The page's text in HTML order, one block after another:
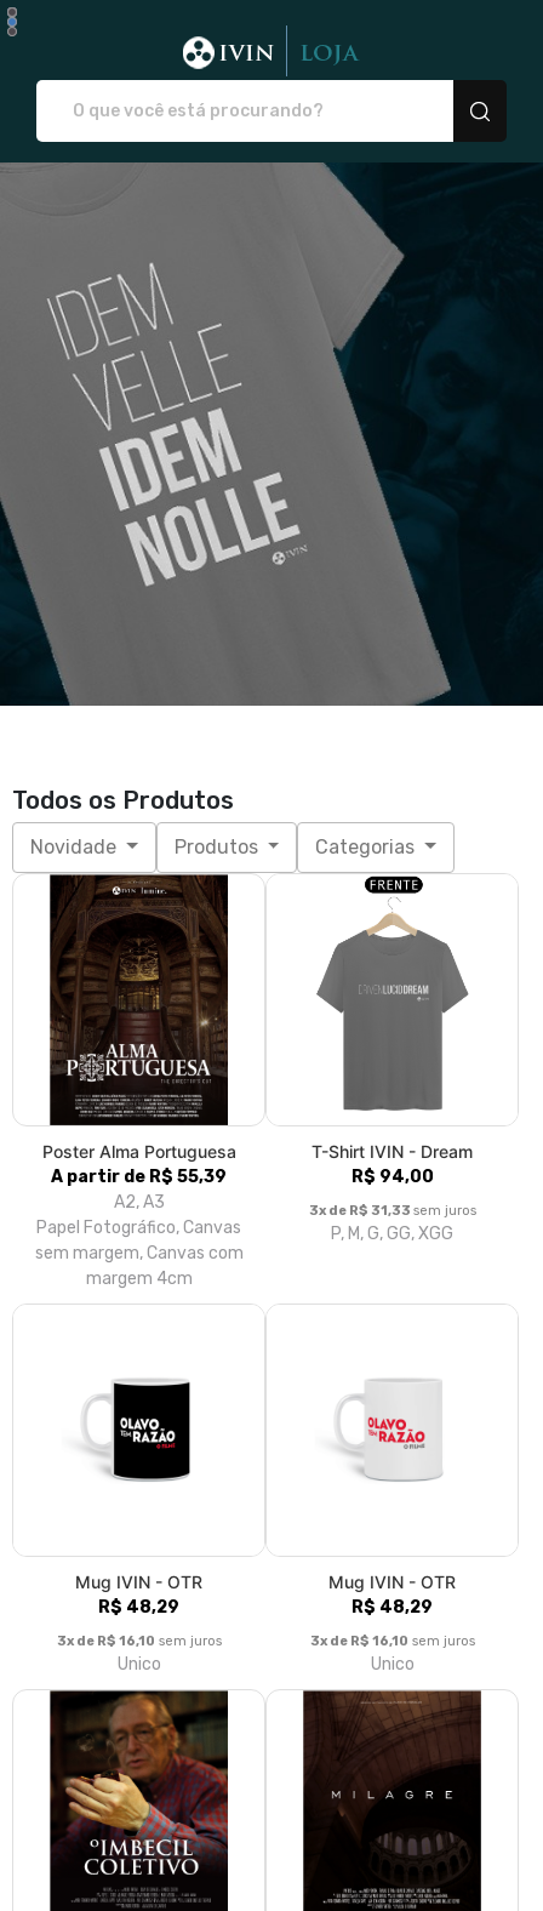
Todos os Produtos
Novidade Produtos Categorias
Poster Alma Portuguesa
A partir de R$ 55,39
A2, A3
Papel Fotográfico, Canvas
sem margem, Canvas com
margem 4cm
T-Shirt IVIN - Dream
R$ 94,00
3x de R$ 31,33 sem juros
P, M, G, GG, XGG
Mug IVIN - OTR
R$ 48,29
3x de R$ 16,10 sem juros
Unico
Mug IVIN - OTR
R$ 48,29
3x de R$ 16,10 sem juros
Unico